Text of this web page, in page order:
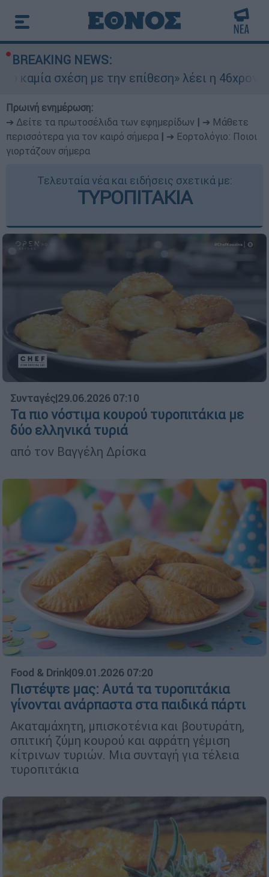
BREAKING NEWS:
την επίθεση» λέει η 46χρονη - Τι
Πρωινή ενημέρωση:
➔ Δείτε τα πρωτοσέλιδα των εφημερίδων
➔ Μάθετε
περισσότερα για τον καιρό σήμερα
➔ Εορτολόγιο: Ποιοι
γιορτάζουν σήμερα
Τελευταία νέα και ειδήσεις σχετικά με:
ΤΥΡΟΠΙΤΑΚΙΑ
Συνταγές|29.06.2026 07:10
Τα πιο νόστιμα κουρού τυροπιτάκια με
δύο ελληνικά τυριά
από τον Βαγγέλη Δρίσκα
Food & Drink|09.01.2026 07:20
Πιστέψτε μας: Αυτά τα τυροπιτάκια
γίνονται ανάρπαστα στα παιδικά πάρτι
Ακαταμάχητη, μπισκοτένια και βουτυράτη,
σπιτική ζύμη κουρού και αφράτη γέμιση
κίτρινων τυριών. Μια συνταγή για τέλεια
τυροπιτάκια